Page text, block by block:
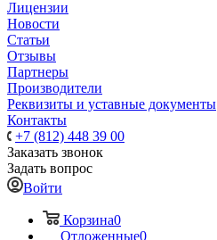
Лицензии
Новости
Статьи
Отзывы
Партнеры
Производители
Реквизиты и уставные документы
Контакты
+7 (812) 448 39 00
Заказать звонок
Задать вопрос
Войти
Корзина0
Отложенные0